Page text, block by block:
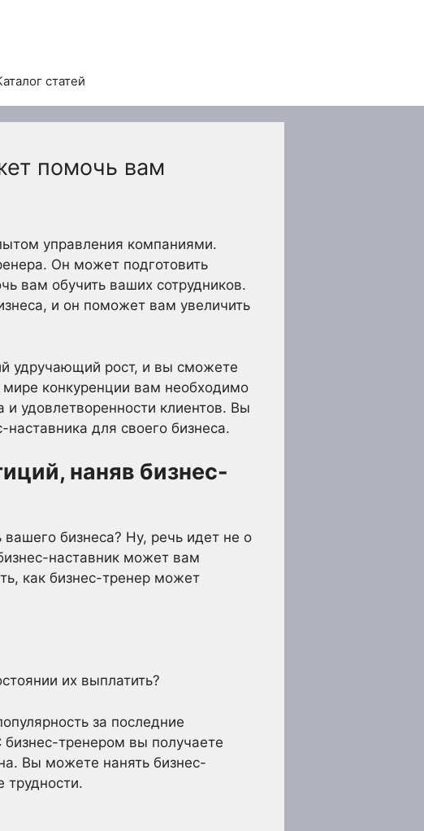
статей
помочь вам
управления компаниями.
Он может подготовить
вам обучить ваших сотрудников.
и он поможет вам увеличить
удручающий рост, и вы сможете
конкуренции вам необходимо
удовлетворенности клиентов. Вы
для своего бизнеса.
наняв бизнес-
бизнеса? Ну, речь идет не о
наставник может вам
как бизнес-тренер может
их выплатить?
за последние
тренером вы получаете
Вы можете нанять бизнес-
трудности.